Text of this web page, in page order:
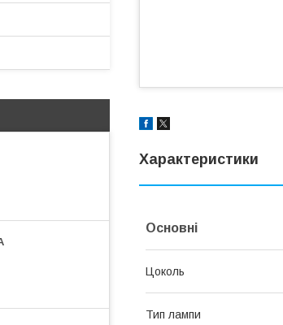
Характеристики
Основні
Цоколь
Тип лампи